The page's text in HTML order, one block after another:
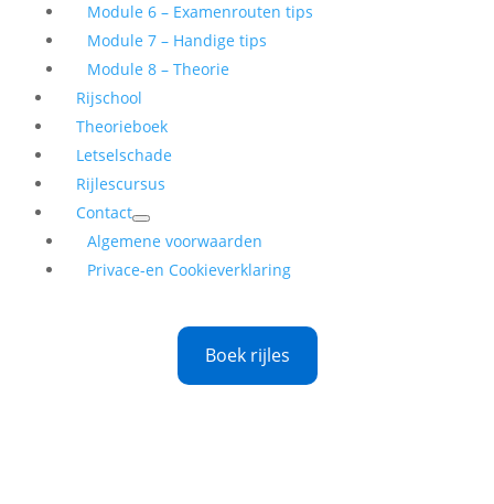
Module 6 – Examenrouten tips
Module 7 – Handige tips
Module 8 – Theorie
Rijschool
Theorieboek
Letselschade
Rijlescursus
Contact
Algemene voorwaarden
Privace-en Cookieverklaring
Boek rijles